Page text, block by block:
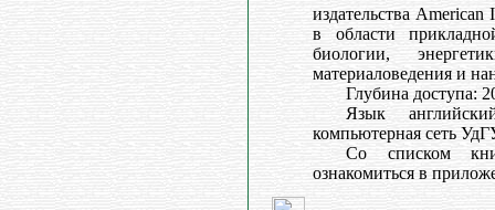
издательства
в области
биологии,
материаловедения и
Глубина доступа:
Язык
компьютерная сеть
Со списком
ознакомиться в